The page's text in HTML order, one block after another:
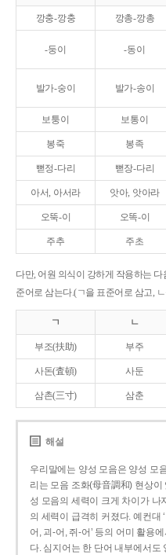
깡충-깡충 깡총-깡총
-둥이 -동이
발가-숭이 발가-송이
보퉁이 보통이
봉죽 봉족
뻗정-다리 뻗장-다리
아서, 아서라 앗아, 앗아라
오뚝-이 오똑-이
주추 주초
다만, 어원 의식이 강하게 작용하는
준어로 삼는다.(ㄱ을 표준어로 삼고,
ㄱ ㄴ
부조(扶助) 부주
사돈(査頓) 사둔
삼촌(三寸) 삼춘
해설
우리말에는 양성 모음은 양성 모
리는 모음 조화(母音調和) 현상
성 모음의 세력이 크게 차이가 나
의 세력이 급격히 커졌다. 예컨대
어, 괴-어, 쥐-어’ 등의 어미 활용
다. 심지어는 한 단어 내부에서도